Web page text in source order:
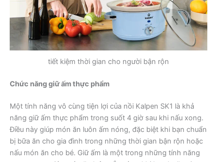
tiết kiệm thời gian cho người bận rộn
Chức năng giữ ấm thực phẩm
Một tính năng vô cùng tiện lợi của nồi Kalpen SK1 là khả
năng giữ ấm thực phẩm trong suốt 4 giờ sau khi nấu xong.
Điều này giúp món ăn luôn ấm nóng, đặc biệt khi bạn chuẩn
bị bữa ăn cho gia đình trong những thời gian bận rộn hoặc
nấu món ăn cho bé. Giữ ấm là một trong những tính năng